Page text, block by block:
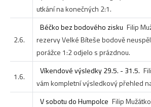
utkání na konečných 2:1.
2.6.
Béčko bez bodového zisku Filip
rezervy Velké Bíteše bodově
porážce 1:2 odjelo s prázdnou.
1.6.
Víkendové výsledky 29.5. - 31.5.
vám kompletní výsledkový přehled
V sobotu do Humpolce Filip Mužátko